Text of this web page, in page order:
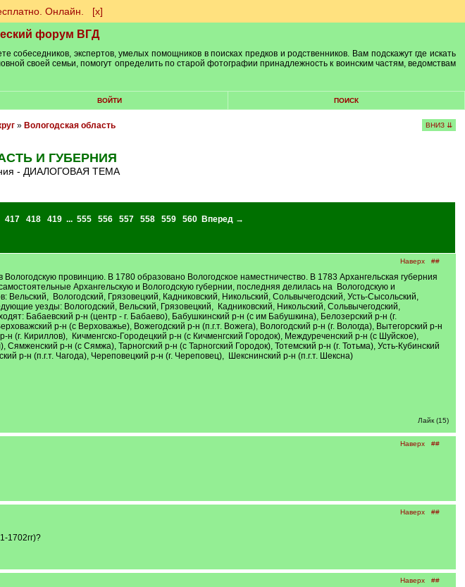
Онлайн. [х]
форум ВГД
экспертов, умелых помощников в поисках предков и родственников. Вам подскажут где искать
своей семьи, помогут определить по старой фотографии принадлежность к воинским частям, ведомствам
ВОЙТИ ПОИСК
» Вологодская область ВНИЗ ⇊
И ГУБЕРНИЯ
- ДИАЛОГОВАЯ ТЕМА
417 418 419 ... 555 556 557 558 559 560
Вперед →
Наверх ##
провинцию. В 1780 образовано Вологодское наместничество. В 1783 Архангельская губерния
Архангельскую и Вологодскую губернии, последняя делилась на Вологодскую и
Вологодский, Грязовецкий, Кадниковский, Никольский, Сольвычегодский, Усть-Сысольский,
уезды: Вологодский, Вельский, Грязовецкий, Кадниковский, Никольский, Сольвычегодский,
Бабаевский р-н (центр - г. Бабаево), Бабушкинский р-н (с им Бабушкина), Белозерский р-н (г.
р-н (с Верховажье), Вожегодский р-н (п.г.т. Вожега), Вологодский р-н (г. Вологда), Вытегорский р-н
н (г. Кириллов), Кичменгско-Городецкий р-н (с Кичменгский Городок), Междуреченский р-н (с Шуйское),
р-н (с Сямжа), Тарногский р-н (с Тарногский Городок), Тотемский р-н (г. Тотьма), Усть-Кубинский
р-н (п.г.т. Чагода), Череповецкий р-н (г. Череповец), Шекснинский р-н (п.г.т. Шексна)
Лайк (15)
Наверх ##
Наверх ##
1702гг)?
Наверх ##